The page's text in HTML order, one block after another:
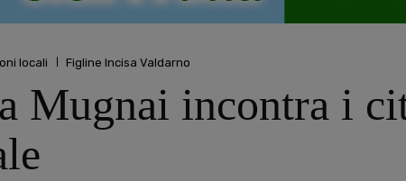
locali Figline Incisa Valdarno
Mugnai incontra i